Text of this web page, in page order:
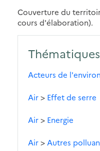
Couverture du
cours d'élaboration).
Acteurs de
Air> Effet de serre
Air> Energie
Air> Autres